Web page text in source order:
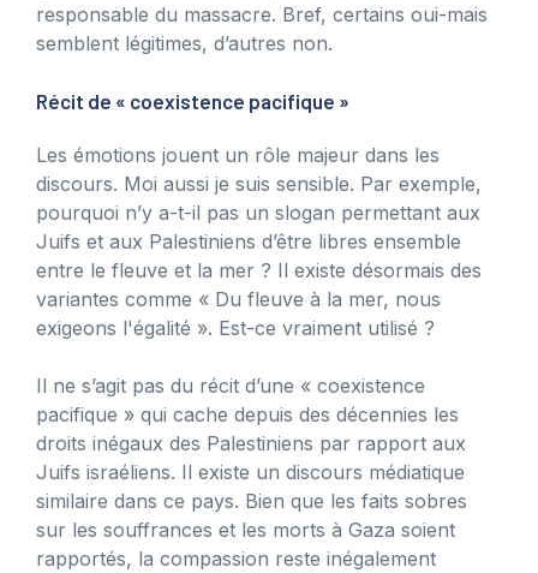
responsable du massacre. Bref, certains oui-mais
semblent légitimes, d’autres non.
Récit de « coexistence pacifique »
Les émotions jouent un rôle majeur dans les
discours. Moi aussi je suis sensible. Par exemple,
pourquoi n’y a-t-il pas un slogan permettant aux
Juifs et aux Palestiniens d’être libres ensemble
entre le fleuve et la mer ? Il existe désormais des
variantes comme « Du fleuve à la mer, nous
exigeons l'égalité ». Est-ce vraiment utilisé ?
Il ne s’agit pas du récit d’une « coexistence
pacifique » qui cache depuis des décennies les
droits inégaux des Palestiniens par rapport aux
Juifs israéliens. Il existe un discours médiatique
similaire dans ce pays. Bien que les faits sobres
sur les souffrances et les morts à Gaza soient
rapportés, la compassion reste inégalement